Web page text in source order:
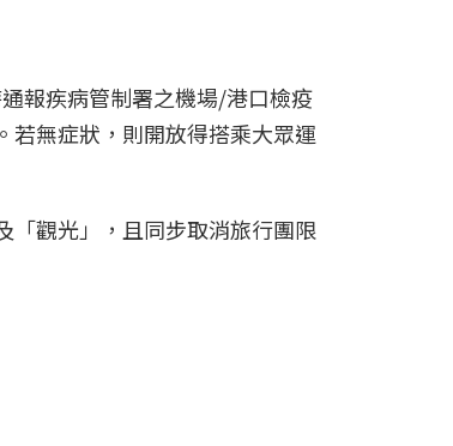
報疾病管制署之機場/港口檢疫
若無症狀，則開放得搭乘大眾運
「觀光」，且同步取消旅行團限